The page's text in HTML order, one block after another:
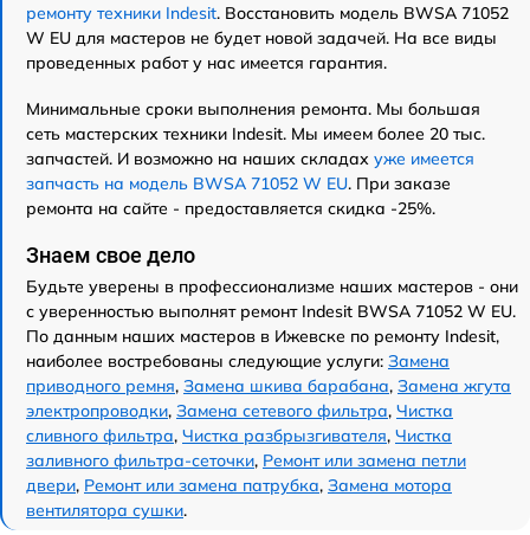
ремонту техники Indesit. Восстановить модель BWSA 71052
W EU для мастеров не будет новой задачей. На все виды
проведенных работ у нас имеется гарантия.
Минимальные сроки выполнения ремонта. Мы большая
сеть мастерских техники Indesit. Мы имеем более 20 тыс.
запчастей. И возможно на наших складах уже имеется
запчасть на модель BWSA 71052 W EU. При заказе
ремонта на сайте - предоставляется скидка -25%.
Знаем свое дело
Будьте уверены в профессионализме наших мастеров - они
с уверенностью выполнят ремонт Indesit BWSA 71052 W EU.
По данным наших мастеров в Ижевске по ремонту Indesit,
наиболее востребованы следующие услуги: Замена
приводного ремня, Замена шкива барабана, Замена жгута
электропроводки, Замена сетевого фильтра, Чистка
сливного фильтра, Чистка разбрызгивателя, Чистка
заливного фильтра-сеточки, Ремонт или замена петли
двери, Ремонт или замена патрубка, Замена мотора
вентилятора сушки.